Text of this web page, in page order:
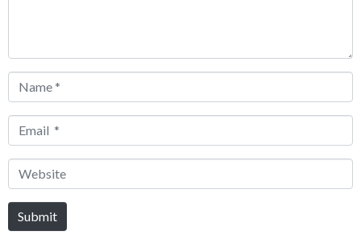
Name
Email
Website
Submit